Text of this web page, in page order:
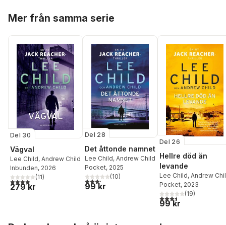
Mer från samma serie
Del 30
Vägval
Lee Child, Andrew Child
Inbunden, 2026
4,0utav 5 stjärnor. Totalt antal röster:
(11)
279 kr
Del 28
Det åttonde namnet
Lee Child, Andrew Child
Pocket, 2025
3,2utav 5 stjärnor. Totalt antal röster:
(10)
99 kr
Del 26
Hellre död än
levande
Lee Child, Andrew
Pocket, 2023
3,5utav 5 stjärnor.
(19)
99 kr